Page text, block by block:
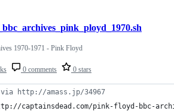
0 comments 0 stars
1970-1971 - Pink Floyd
http://amass.jp/34967
captainsdead.com/pink-floyd-bbc-